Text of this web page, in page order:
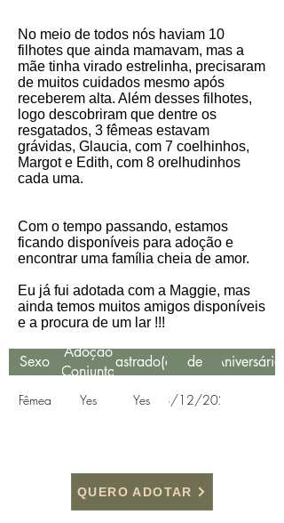
No meio de todos nós haviam 10
filhotes que ainda mamavam, mas a
mãe tinha virado estrelinha, precisaram
de muitos cuidados mesmo após
receberem alta. Além desses filhotes,
logo descobriram que dentre os
resgatados, 3 fêmeas estavam
grávidas, Glaucia, com 7 coelhinhos,
Margot e Edith, com 8 orelhudinhos
cada uma.
Com o tempo passando, estamos
ficando disponíveis para adoção e
encontrar uma família cheia de amor.
Eu já fui adotada com a Maggie, mas
ainda temos muitos amigos disponíveis
e a procura de um lar !!!
Sexo
Adoção
Conjunta
Castrado(a)
de
Resgate
Aniversário
Fêmea Yes Yes 28/12/2020
QUERO ADOTAR